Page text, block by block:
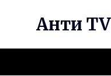
Анти TV